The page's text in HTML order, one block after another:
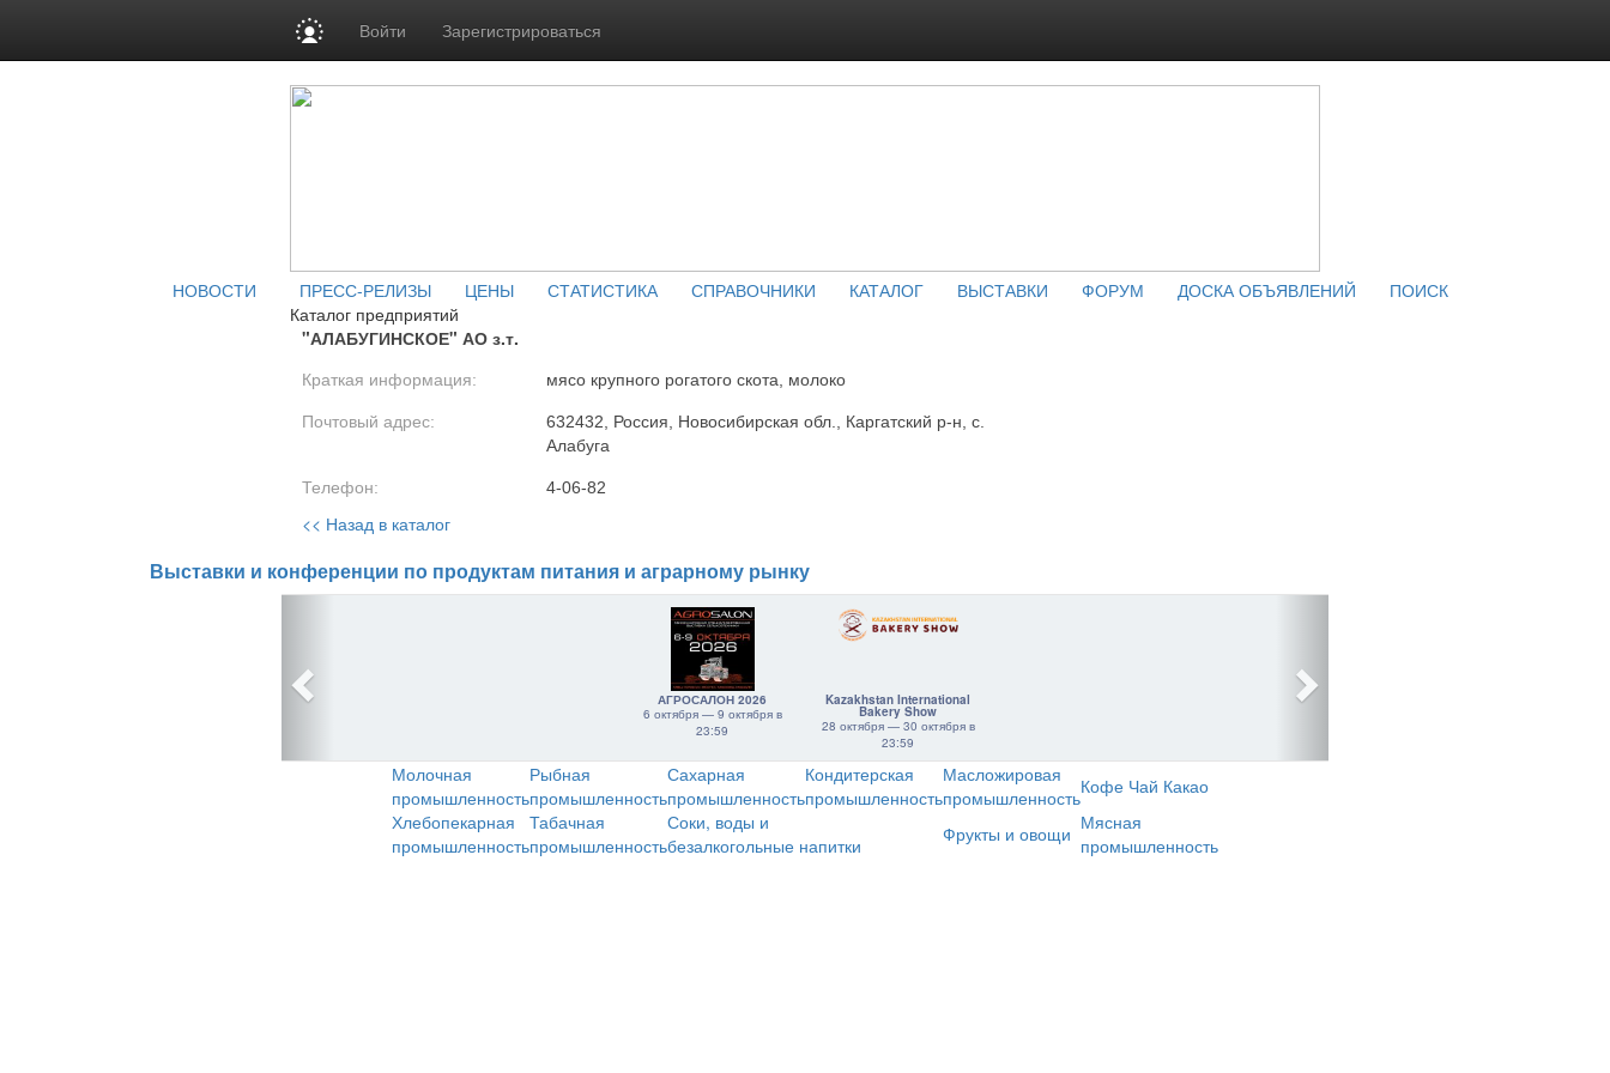
Войти Зарегистрироваться
НОВОСТИ ПРЕСС-РЕЛИЗЫ ЦЕНЫ СТАТИСТИКА СПРАВОЧНИКИ КАТАЛОГ ВЫСТАВКИ ФОРУМ ДОСКА ОБЪЯВЛЕНИЙ
ПОИСК
Каталог предприятий
"АЛАБУГИНСКОЕ" АО з.т.
Краткая информация: мясо крупного рогатого скота, молоко
Почтовый адрес:
632432, Россия, Новосибирская обл., Каргатский р-н, с.
Алабуга
Телефон: 4-06-82
<< Назад в каталог
Выставки и конференции по продуктам питания и аграрному рынку
АГРОСАЛОН 2026
6 октября — 9 октября в
23:59
Kazakhstan International
Bakery Show
28 октября — 30 октября в
23:59
Молочная
промышленность
Рыбная
промышленность
Сахарная
промышленность
Кондитерская
промышленность
Масложировая
промышленностьКофе Чай Какао
Хлебопекарная
промышленность
Табачная
промышленность
Соки, воды и
безалкогольные напитки
Фрукты и овощи Мясная
промышленность